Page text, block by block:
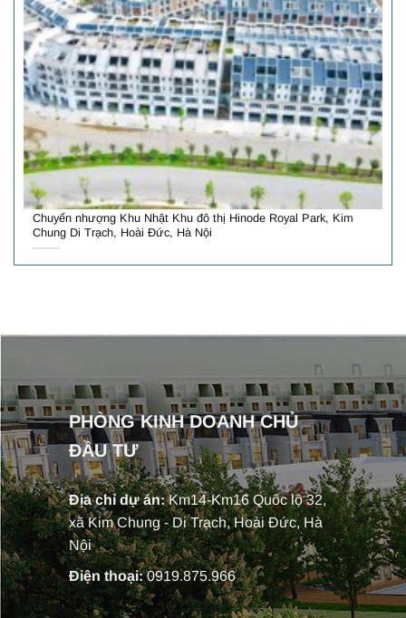
Chuyển nhượng Khu Nhật Khu đô thị Hinode Royal Park, Kim
Chung Di Trạch, Hoài Đức, Hà Nội
PHÒNG KINH DOANH CHỦ
ĐẦU TƯ
Địa chỉ dự án:Km14-Km16 Quốc lộ 32,
xã Kim Chung - Di Trạch, Hoài Đức, Hà
Nội
Điện thoại:0919.875.966